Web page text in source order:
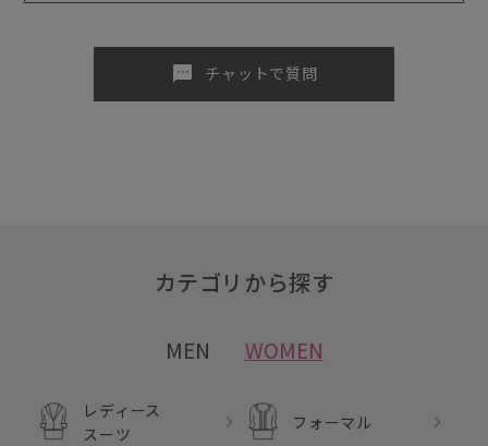
sms チャットで質問
カテゴリから探す
MEN WOMEN
レディース
スーツ
フォーマル